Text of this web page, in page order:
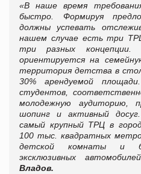
«В наше время
быстро. Формируя
должны успевать
нашем случае есть три
три разных
ориентируется на
территория детства в
30% арендуемой
студентов,
молодежную аудиторию,
шопинг и активный
самый крупный ТРЦ в
100 тыс. квадратных
детской комнаты и
эксклюзивных
Владов.